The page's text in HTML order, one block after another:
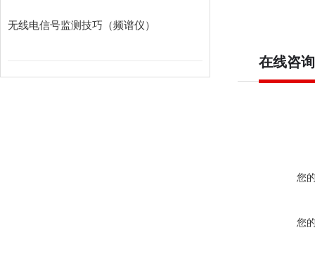
无线电信号监测技巧（频谱仪）
在线咨询
您
您